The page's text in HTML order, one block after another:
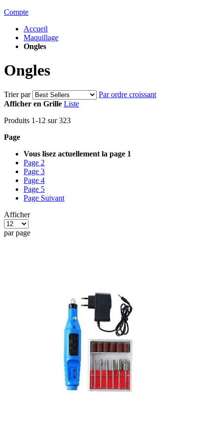
Compte
Accueil
Maquillage
Ongles
Ongles
Trier par
Par ordre croissant
Afficher en Grille Liste
Produits 1-12 sur323
Page
Vous lisez actuellement la page 1
Page 2
Page 3
Page 4
Page 5
Page Suivant
Afficher
par page